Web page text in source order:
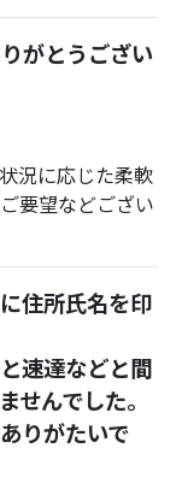
がとうござい
況に応じた柔軟
要望などござい
住所氏名を印
速達などと間
せんでした。
りがたいで